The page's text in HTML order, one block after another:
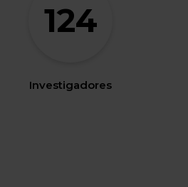
124
Investigadores